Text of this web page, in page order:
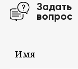
Задать
вопрос